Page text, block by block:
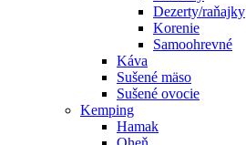
Dezerty/raňajky
Korenie
Samoohrevné
Káva
Sušené mäso
Sušené ovocie
Kemping
Hamak